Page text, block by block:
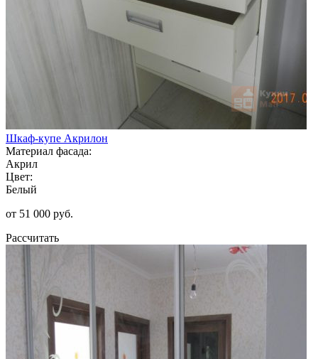
Шкаф-купе Акрилон
Материал фасада:
Акрил
Цвет:
Белый
от 51 000 руб.
Рассчитать